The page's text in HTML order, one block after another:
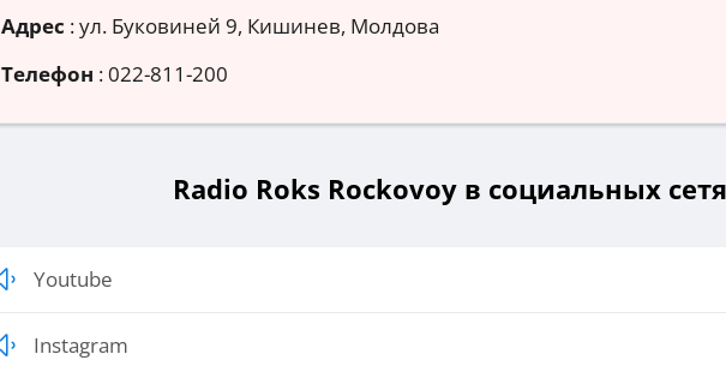
Адрес :ул. Буковиней 9, Кишинев, Молдова
Телефон :022-811-200
Radio Roks Rockovoy в социальных
Youtube
Instagram